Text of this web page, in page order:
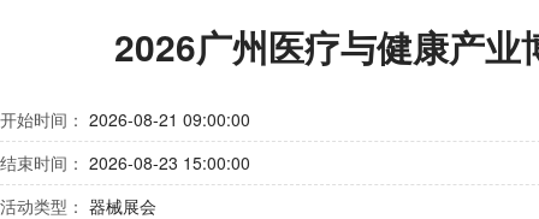
2026广州医疗与健康产业
开始时间： 2026-08-21 09:00:00
结束时间： 2026-08-23 15:00:00
活动类型： 器械展会